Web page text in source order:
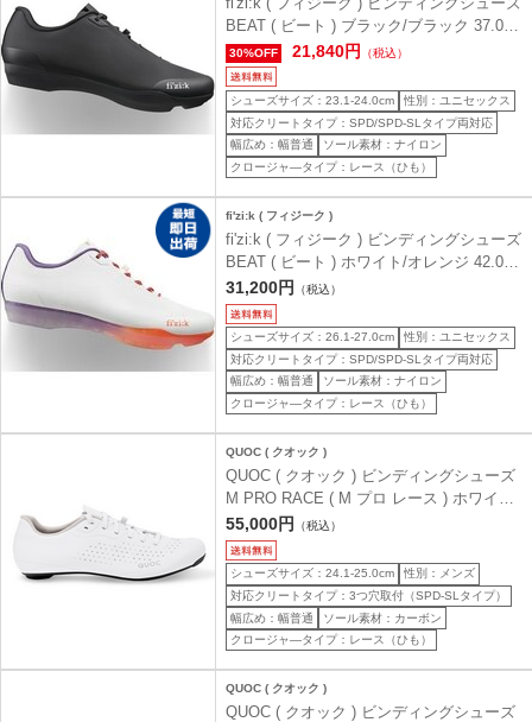
BEAT ( ビート ) ブラック/ブラック 37.0 (
23.7cm )
30%OFF 21,840円 （税込）
シューズサイズ：23.1-24.0cm
性別：ユニセックス
対応クリートタイプ：SPD/SPD-SLタイプ両対応
幅広め：幅普通
ソール素材：ナイロン
クロージャ―タイプ：レース（ひも）
fi'zi:k ( フィジーク )
fi'zi:k ( フィジーク ) ビンディングシューズ
BEAT ( ビート ) ホワイト/オレンジ 42.0 (
27.0cm )
31,200円 （税込）
シューズサイズ：26.1-27.0cm
性別：ユニセックス
対応クリートタイプ：SPD/SPD-SLタイプ両対応
幅広め：幅普通
ソール素材：ナイロン
クロージャ―タイプ：レース（ひも）
QUOC ( クオック )
QUOC ( クオック ) ビンディングシューズ
M PRO RACE ( M プロ レース ) ホワイト
38 ( 24.9cm )
55,000円 （税込）
シューズサイズ：24.1-25.0cm
性別：メンズ
対応クリートタイプ：3つ穴取付（SPD-SLタイプ）
幅広め：幅普通
ソール素材：カーボン
クロージャ―タイプ：レース（ひも）
QUOC ( クオック )
QUOC ( クオック ) ビンディングシューズ